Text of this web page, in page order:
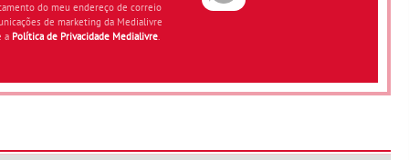
do meu endereço de correio
de marketing da Medialivre
a Política de Privacidade Medialivre.